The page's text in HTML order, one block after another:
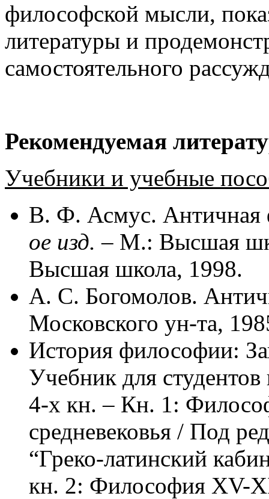
философской мысли,
литературы и
самостоятельного
Рекомендуемая
Учебники и учебные
В. Ф. Асмус. Античная
ое изд. – М.: Высшая
Высшая школа, 1998.
А. С. Богомолов.
Московского ун-та,
История философии:
Учебник для
4-х кн. – Кн. 1:
средневековья / Под
“Греко-латинский
кн. 2: Философия XV-